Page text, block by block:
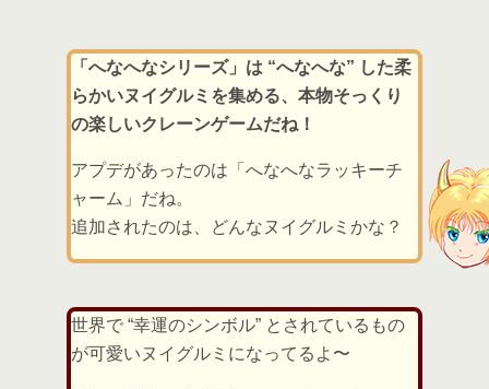
「へなへなシリーズ」は “へなへな” した柔
らかいヌイグルミを集める、本物そっくり
の楽しいクレーンゲームだね！
アプデがあったのは「へなへなラッキーチ
ャーム」だね。
追加されたのは、どんなヌイグルミかな？
世界で “幸運のシンボル” とされているもの
が可愛いヌイグルミになってるよ〜